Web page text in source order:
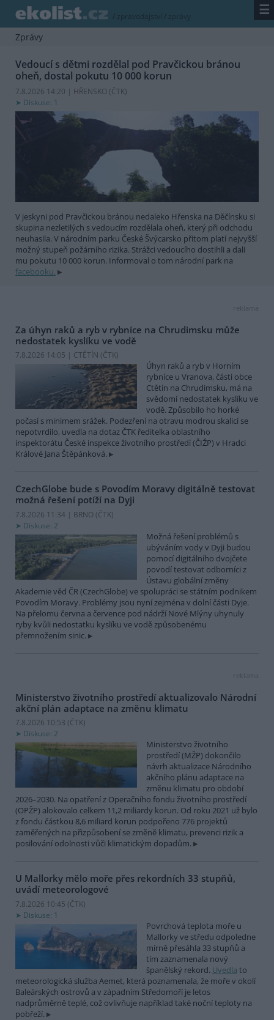
/ zpravodajství / zprávy ☰
Zprávy
Vedoucí s dětmi rozdělal pod Pravčickou bránou
oheň, dostal pokutu 10 000 korun
7.8.2026 14:20 | HŘENSKO (ČTK)
Diskuse: 1
V jeskyni pod Pravčickou bránou nedaleko Hřenska na Děčínsku si
skupina nezletilých s vedoucím rozdělala oheň, který při odchodu
neuhasila. V národním parku České Švýcarsko přitom platí nejvyšší
možný stupeň požárního rizika. Strážci vedoucího dostihli a dali
mu pokutu 10 000 korun. Informoval o tom národní park na
facebooku.
reklama
Za úhyn raků a ryb v rybníce na Chrudimsku může
nedostatek kyslíku ve vodě
7.8.2026 14:05 | CTĚTÍN (ČTK)
Úhyn raků a ryb v Horním
rybníce u Vranova, části obce
Ctětín na Chrudimsku, má na
svědomí nedostatek kyslíku ve
vodě. Způsobilo ho horké
počasí s minimem srážek. Podezření na otravu modrou skalicí se
nepotvrdilo, uvedla na dotaz ČTK ředitelka oblastního
inspektorátu České inspekce životního prostředí (ČIŽP) v Hradci
Králové Jana Štěpánková.
CzechGlobe bude s Povodím Moravy digitálně testovat
možná řešení potíží na Dyji
7.8.2026 11:34 | BRNO (ČTK)
Diskuse: 2
Možná řešení problémů s
ubýváním vody v Dyji budou
pomocí digitálního dvojčete
povodí testovat odborníci z
Ústavu globální změny
Akademie věd ČR (CzechGlobe) ve spolupráci se státním podnikem
Povodím Moravy. Problémy jsou nyní zejména v dolní části Dyje.
Na přelomu června a července pod nádrží Nové Mlýny uhynuly
ryby kvůli nedostatku kyslíku ve vodě způsobenému
přemnožením sinic.
reklama
Ministerstvo životního prostředí aktualizovalo Národní
akční plán adaptace na změnu klimatu
7.8.2026 10:53 (ČTK)
Diskuse: 2
Ministerstvo životního
prostředí (MŽP) dokončilo
návrh aktualizace Národního
akčního plánu adaptace na
změnu klimatu pro období
2026–2030. Na opatření z Operačního fondu životního prostředí
(OPŽP) alokovalo celkem 11,2 miliardy korun. Od roku 2021 už bylo
z fondu částkou 8,6 miliard korun podpořeno 776 projektů
zaměřených na přizpůsobení se změně klimatu, prevenci rizik a
posilování odolnosti vůči klimatickým dopadům.
U Mallorky mělo moře přes rekordních 33 stupňů,
uvádí meteorologové
7.8.2026 10:45 (ČTK)
Diskuse: 1
Povrchová teplota moře u
Mallorky ve středu odpoledne
mírně přesáhla 33 stupňů a
tím zaznamenala nový
španělský rekord. Uvedla to
meteorologická služba Aemet, která poznamenala, že moře v okolí
Baleárských ostrovů a v západním Středomoří je letos
nadprůměrně teplé, což ovlivňuje například také noční teploty na
pobřeží.